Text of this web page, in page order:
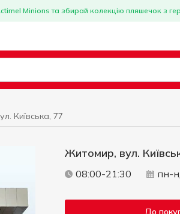
Minions та збирай колекцію пляшечок з
Київська, 77
Житомир, вул.
08:00-21:30 пн-
До